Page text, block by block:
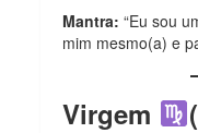
Mantra: “Eu sou
mim mesmo(a) e
Virgem